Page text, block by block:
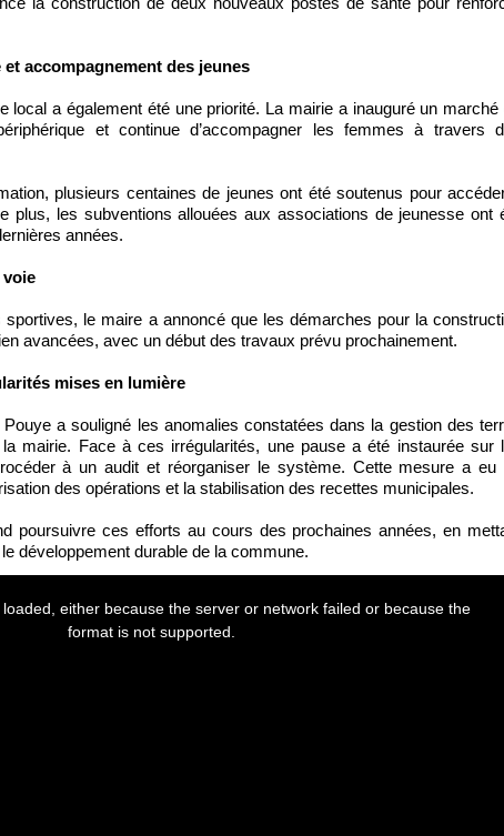
accompagnement des jeunes
local a également été une priorité. La mairie a inauguré un marché
et continue d’accompagner les femmes à travers
plusieurs centaines de jeunes ont été soutenus pour
plus, les subventions allouées aux associations de jeunesse ont
années.
voie
le maire a annoncé que les démarches pour la
avancées, avec un début des travaux prévu prochainement.
mises en lumière
a souligné les anomalies constatées dans la gestion des
mairie. Face à ces irrégularités, une pause a été instaurée sur
à un audit et réorganiser le système. Cette mesure a eu
des opérations et la stabilisation des recettes municipales.
poursuivre ces efforts au cours des prochaines années, en
développement durable de la commune.